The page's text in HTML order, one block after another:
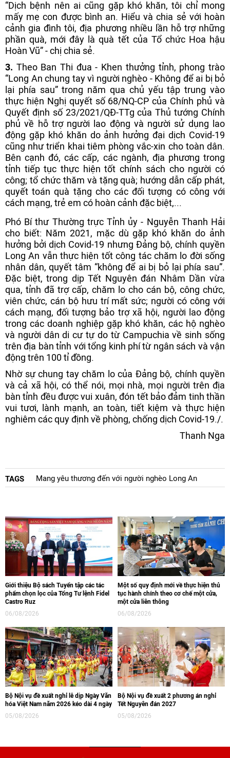
“Dịch bệnh nên ai cũng gặp khó khăn, tôi chỉ mong
mấy mẹ con được bình an. Hiểu và chia sẻ với hoàn
cảnh gia đình tôi, địa phương nhiều lần hỗ trợ những
phần quà, mới đây là quà tết của Tổ chức Hoa hậu
Hoàn Vũ” - chị chia sẻ.
3. Theo Ban Thi đua - Khen thưởng tỉnh, phong trào
“Long An chung tay vì người nghèo - Không để ai bị bỏ
lại phía sau” trong năm qua chủ yếu tập trung vào
thực hiện Nghị quyết số 68/NQ-CP của Chính phủ và
Quyết định số 23/2021/QĐ-TTg của Thủ tướng Chính
phủ về hỗ trợ người lao động và người sử dụng lao
động gặp khó khăn do ảnh hưởng đại dịch Covid-19
cũng như triển khai tiêm phòng vắc-xin cho toàn dân.
Bên cạnh đó, các cấp, các ngành, địa phương trong
tỉnh tiếp tục thực hiện tốt chính sách cho người có
công; tổ chức thăm và tặng quà; hướng dẫn cấp phát,
quyết toán quà tặng cho các đối tượng có công với
cách mạng, trẻ em có hoàn cảnh đặc biệt,...
Phó Bí thư Thường trực Tỉnh ủy - Nguyễn Thanh Hải
cho biết: Năm 2021, mặc dù gặp khó khăn do ảnh
hưởng bởi dịch Covid-19 nhưng Đảng bộ, chính quyền
Long An vẫn thực hiện tốt công tác chăm lo đời sống
nhân dân, quyết tâm “không để ai bị bỏ lại phía sau”.
Đặc biệt, trong dịp Tết Nguyên đán Nhâm Dần vừa
qua, tỉnh đã trợ cấp, chăm lo cho cán bộ, công chức,
viên chức, cán bộ hưu trí mất sức; người có công với
cách mạng, đối tượng bảo trợ xã hội, người lao động
trong các doanh nghiệp gặp khó khăn, các hộ nghèo
và người dân di cư tự do từ Campuchia về sinh sống
trên địa bàn tỉnh với tổng kinh phí từ ngân sách và vận
động trên 100 tỉ đồng.
Nhờ sự chung tay chăm lo của Đảng bộ, chính quyền
và cả xã hội, có thể nói, mọi nhà, mọi người trên địa
bàn tỉnh đều được vui xuân, đón tết bảo đảm tinh thần
vui tươi, lành mạnh, an toàn, tiết kiệm và thực hiện
nghiêm các quy định về phòng, chống dịch Covid-19./.
Thanh Nga
TAGS Mang yêu thương đến với người nghèo Long An
Giới thiệu Bộ sách Tuyển tập các tác
phẩm chọn lọc của Tổng Tư lệnh Fidel
Castro Ruz
06/08/2026
Một số quy định mới về thực hiện thủ
tục hành chính theo cơ chế một cửa,
một cửa liên thông
06/08/2026
Bộ Nội vụ đề xuất nghỉ lễ dịp Ngày Văn
hóa Việt Nam năm 2026 kéo dài 4 ngày
05/08/2026
Bộ Nội vụ đề xuất 2 phương án nghỉ
Tết Nguyên đán 2027
05/08/2026